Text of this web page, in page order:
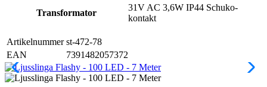
Transformator
31V AC 3,6W IP44 Schuko-
kontakt
Artikelnummer st-472-78
EAN
7391482057372